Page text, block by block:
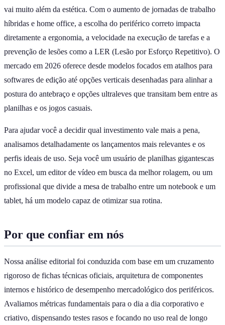
vai muito além da estética. Com o aumento de jornadas de trabalho
híbridas e home office, a escolha do periférico correto impacta
diretamente a ergonomia, a velocidade na execução de tarefas e a
prevenção de lesões como a LER (Lesão por Esforço Repetitivo). O
mercado em 2026 oferece desde modelos focados em atalhos para
softwares de edição até opções verticais desenhadas para alinhar a
postura do antebraço e opções ultraleves que transitam bem entre as
planilhas e os jogos casuais.
Para ajudar você a decidir qual investimento vale mais a pena,
analisamos detalhadamente os lançamentos mais relevantes e os
perfis ideais de uso. Seja você um usuário de planilhas gigantescas
no Excel, um editor de vídeo em busca da melhor rolagem, ou um
profissional que divide a mesa de trabalho entre um notebook e um
tablet, há um modelo capaz de otimizar sua rotina.
Por que confiar em nós
Nossa análise editorial foi conduzida com base em um cruzamento
rigoroso de fichas técnicas oficiais, arquitetura de componentes
internos e histórico de desempenho mercadológico dos periféricos.
Avaliamos métricas fundamentais para o dia a dia corporativo e
criativo, dispensando testes rasos e focando no uso real de longo